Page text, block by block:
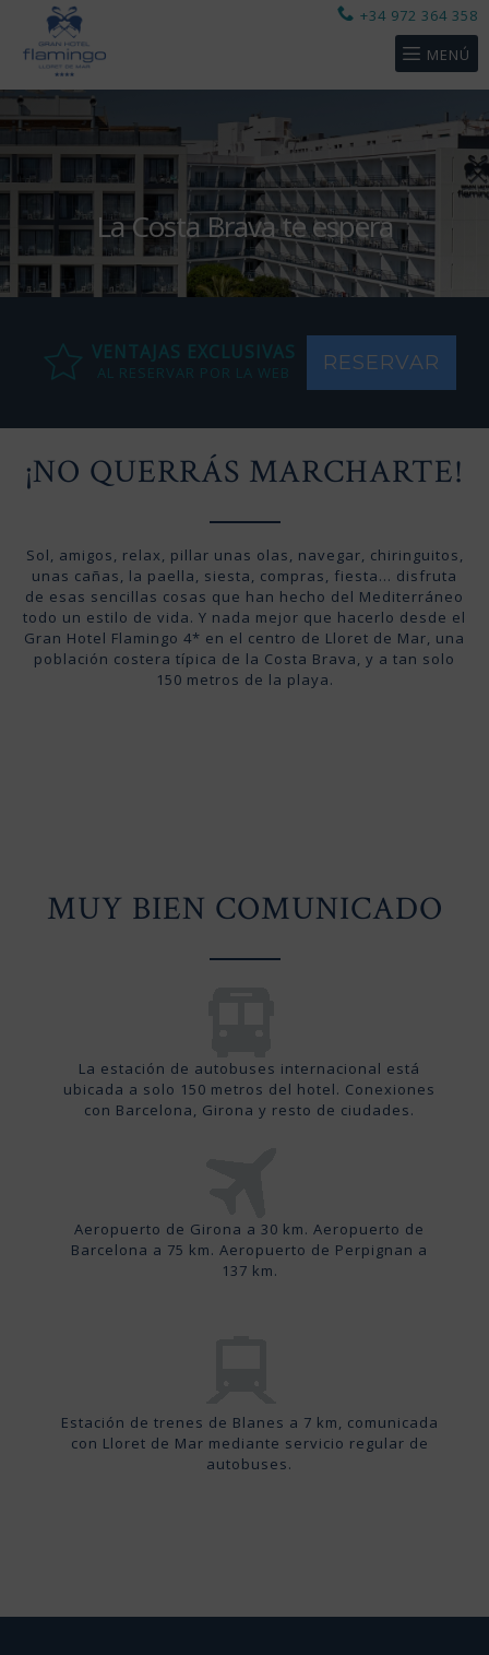
+34 972 364 358
MENÚ
La Costa Brava te espera
VENTAJAS EXCLUSIVAS
AL RESERVAR POR LA WEB RESERVAR
¡NO QUERRÁS MARCHARTE!
Sol, amigos, relax, pillar unas olas, navegar, chiringuitos,
unas cañas, la paella, siesta, compras, fiesta… disfruta
de esas sencillas cosas que han hecho del Mediterráneo
todo un estilo de vida. Y nada mejor que hacerlo desde el
Gran Hotel Flamingo 4* en el centro de Lloret de Mar, una
población costera típica de la Costa Brava, y a tan solo
150 metros de la playa.
MUY BIEN COMUNICADO
La estación de autobuses internacional está
ubicada a solo 150 metros del hotel. Conexiones
con Barcelona, Girona y resto de ciudades.
Aeropuerto de Girona a 30 km. Aeropuerto de
Barcelona a 75 km. Aeropuerto de Perpignan a
137 km.
Estación de trenes de Blanes a 7 km, comunicada
con Lloret de Mar mediante servicio regular de
autobuses.